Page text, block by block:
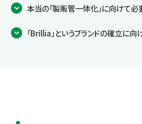
本当の「製販管一体化」に向けて必
「Brillia」というブランドの確立に向